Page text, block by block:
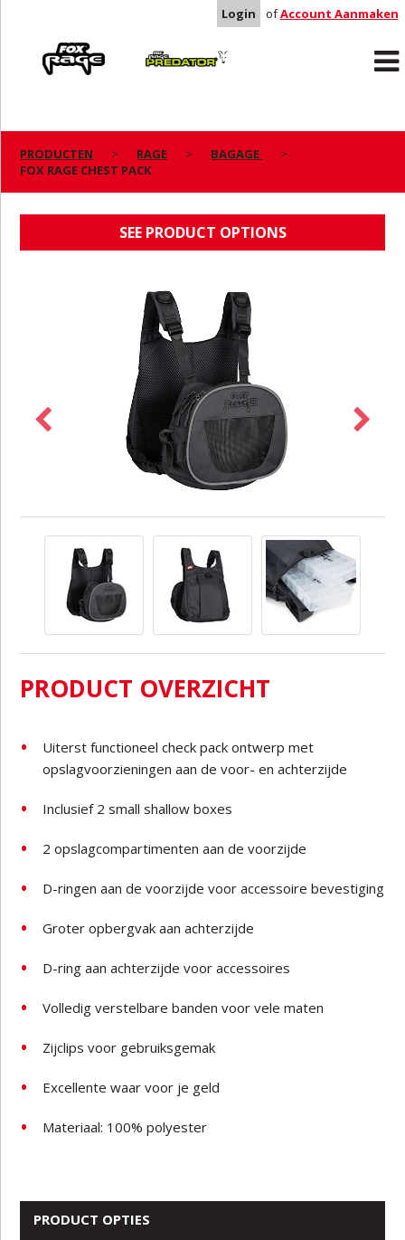
Login ofAccount Aanmaken
Predator
PRODUCTEN RAGE
BAGAGE
FOX RAGE CHEST PACK
SEE PRODUCT OPTIONS
PRODUCT OVERZICHT
Uiterst functioneel check pack ontwerp met
opslagvoorzieningen aan de voor- en achterzijde
Inclusief 2 small shallow boxes
2 opslagcompartimenten aan de voorzijde
D-ringen aan de voorzijde voor accessoire bevestiging
Groter opbergvak aan achterzijde
D-ring aan achterzijde voor accessoires
Volledig verstelbare banden voor vele maten
Zijclips voor gebruiksgemak
Excellente waar voor je geld
Materiaal: 100% polyester
PRODUCT OPTIES